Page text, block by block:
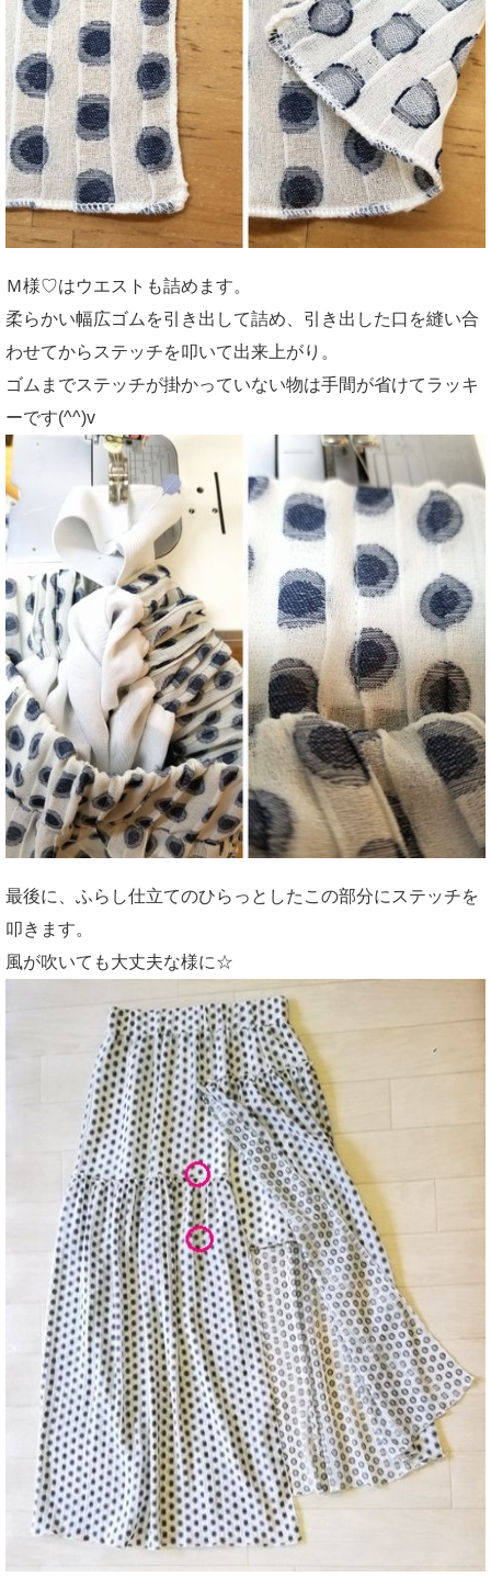
Ｍ様♡はウエストも詰めます。
柔らかい幅広ゴムを引き出して詰め、引き出した口を縫い合
わせてからステッチを叩いて出来上がり。
ゴムまでステッチが掛かっていない物は手間が省けてラッキ
ーです(^^)v
最後に、ふらし仕立てのひらっとしたこの部分にステッチを
叩きます。
風が吹いても大丈夫な様に☆